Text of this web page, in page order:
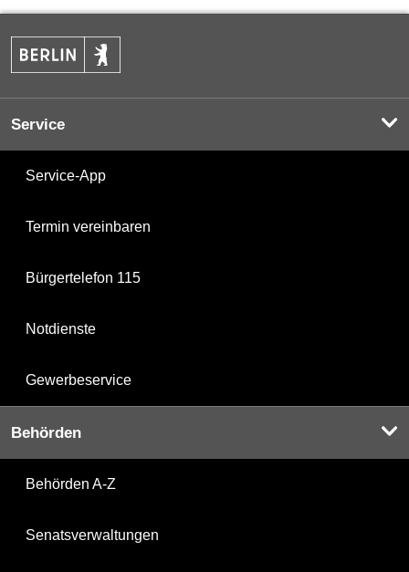
Service
Service-App
Termin vereinbaren
Bürgertelefon 115
Notdienste
Gewerbeservice
Behörden
Behörden A-Z
Senatsverwaltungen